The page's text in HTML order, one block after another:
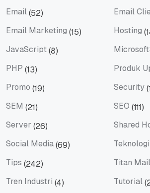
Email(52) Email
Email Marketing (15) Hosting
JavaScript(8)
PHP (13) Produk
Promo (19) Security
SEM (21) SEO (111)
Server (26) Shared
Social Media(69) Teknologi
Tips (242) Titan Mail
Tren Industri (4) Tutorial